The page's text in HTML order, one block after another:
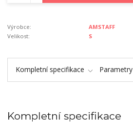
Výrobce:
AMSTAFF
Velikost:
S
Kompletní specifikace Parametry
Kompletní specifikace